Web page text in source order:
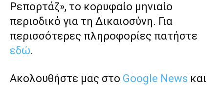
Ρεπορτάζ», το κορυφαίο μηνιαίο
περιοδικό για τη Δικαιοσύνη. Για
περισσότερες πληροφορίες πατήστε
εδώ.
Ακολουθήστε μας στο Google News και